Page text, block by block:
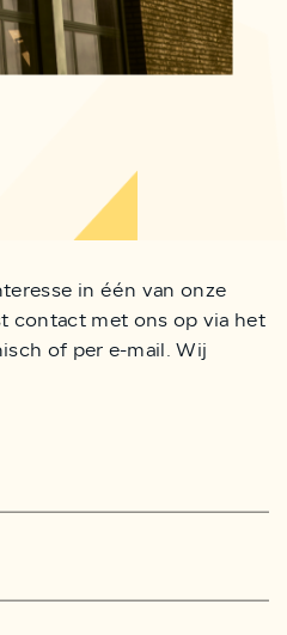
in één van onze
contact met ons op via het
of per e-mail. Wij